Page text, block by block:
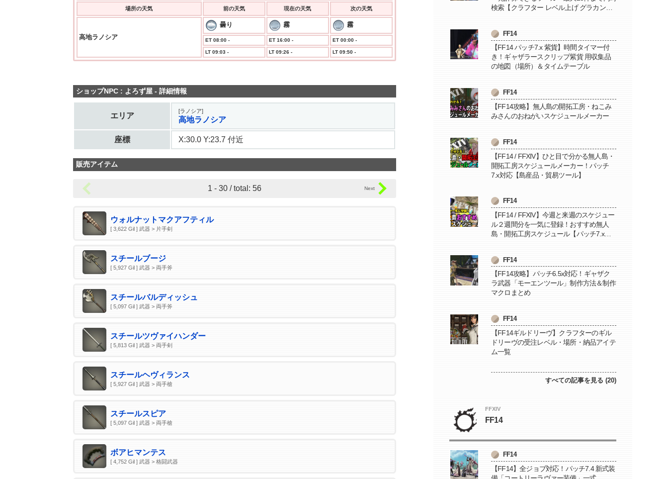
場所の天気 前の天気 現在の天気 次の天気
高地ラノシア
曇り 霧 霧
ET 08:00 - ET 16:00 - ET 00:00 -
LT 09:03 - LT 09:26 - LT 09:50 -
ショップNPC : よろず屋 - 詳細情報
エリア
[ラノシア]
高地ラノシア
座標 X:30.0 Y:23.7 付近
販売アイテム
1 - 30 / total: 56
ウォルナットマクアフティル
[ 3,622 Gil ] 武器 > 片手剣
スチールブージ
[ 5,927 Gil ] 武器 > 両手斧
スチールバルディッシュ
[ 5,097 Gil ] 武器 > 両手斧
スチールツヴァイハンダー
[ 5,813 Gil ] 武器 > 両手剣
スチールヘヴィランス
[ 5,927 Gil ] 武器 > 両手槍
スチールスピア
[ 5,097 Gil ] 武器 > 両手槍
ボアヒマンテス
[ 4,752 Gil ] 武器 > 格闘武器
検索【クラフター レベル上げ グラカン納
FF14
【FF14 パッチ7.x 紫貨】時間タイマー付
き！ギャザラースクリップ紫貨 用収集品
の地図（場所）＆タイムテーブル
FF14
【FF14攻略】無人島の開拓工房・ねこみ
みさんのおねがいスケジュールメーカー
FF14
【FF14 / FFXIV】ひと目で分かる無人島・
開拓工房スケジュールメーカー！パッチ
7.x対応【島産品・貿易ツール】
FF14
【FF14 / FFXIV】今週と来週のスケジュー
ル２週間分を一気に登録！おすすめ無人
島・開拓工房スケジュール【パッチ7.x対
FF14
【FF14攻略】パッチ6.5x対応！ギャザク
ラ武器「モーエンツール」制作方法＆制作
マクロまとめ
FF14
【FF14ギルドリーヴ】クラフターのギル
ドリーヴの受注レベル・場所・納品アイテ
ム一覧
すべての記事を見る (20)
FFXIV
FF14
FF14
【FF14】全ジョブ対応！パッチ7.4 新式装